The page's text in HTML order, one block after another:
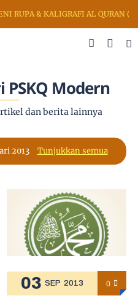
RUPA & KALIGRAFI AL QURAN
PSKQ Modern
dan berita lainnya
2013 Tunjukkan semua
03 SEP 2013 0